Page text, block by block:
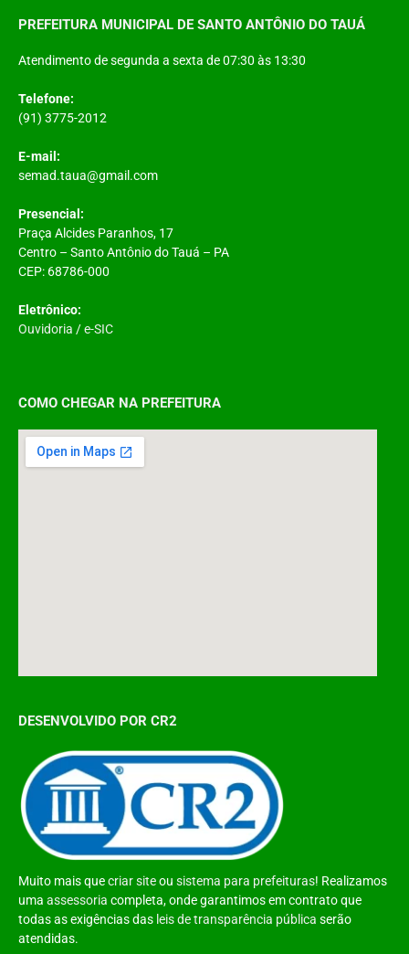
PREFEITURA MUNICIPAL DE SANTO ANTÔNIO DO TAUÁ
Atendimento de segunda a sexta de 07:30 às 13:30
Telefone:
(91) 3775-2012
E-mail:
semad.taua@gmail.com
Presencial:
Praça Alcides Paranhos, 17
Centro – Santo Antônio do Tauá – PA
CEP: 68786-000
Eletrônico:
Ouvidoria /e-SIC
COMO CHEGAR NA PREFEITURA
DESENVOLVIDO POR CR2
Muito mais quecriar siteou sistema para prefeituras! Realizamos
uma assessoria completa, onde garantimos em contrato que
todas as exigências das leis de transparência pública serão
atendidas.